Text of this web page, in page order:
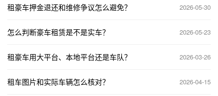
租豪车押金退还和维修争议怎么避免？ 2026-05-30
怎么判断豪车租赁是不是实车？ 2026-05-23
租豪车用大平台、本地平台还是车队？ 2026-03-26
租车图片和实际车辆怎么核对？ 2026-04-15